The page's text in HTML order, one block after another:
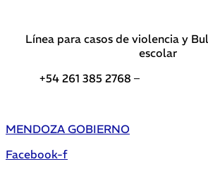
Línea para casos de violencia y
escolar
+54 261 385 2768 –
MENDOZA GOBIERNO
Facebook-f